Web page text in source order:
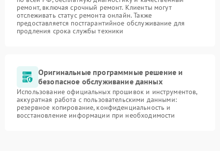
ремонт, включая срочный ремонт. Клиенты могут
отслеживать статус ремонта онлайн. Также
предоставляется постгарантийное обслуживание для
продления срока службы техники
Оригинальные программные решение и
безопасное обслуживание данных
Использование официальных прошивок и инструментов,
аккуратная работа с пользовательскими данными:
резервное копирование, конфиденциальность и
восстановление информации при необходимости